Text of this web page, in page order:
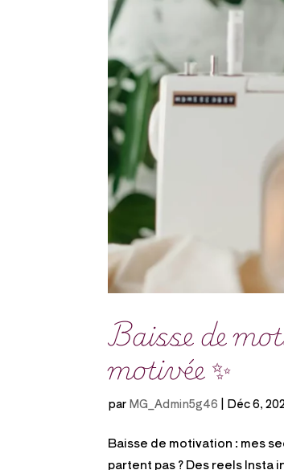
Baisse de
motivée ✨
par MG_Admin5g46 Déc 6,
Baisse de motivation : mes
partent pas ? Des reels